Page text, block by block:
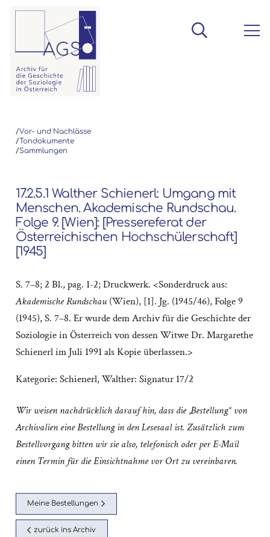
/Vor- und Nachlässe
/Tondokumente
/Sammlungen
17.2.5.1 Walther Schienerl: Umgang mit
Menschen. Akademische Rundschau.
Folge 9. [Wien]: [Pressereferat der
Österreichischen Hochschülerschaft]
[1945]
S. 7–8; 2 Bl., pag. 1-2; Druckwerk. <Sonderdruck aus:
Akademische Rundschau(Wien), [1]. Jg. (1945/46), Folge 9
(1945), S. 7–8. Er wurde dem Archiv für die Geschichte der
Soziologie in Österreich von dessen Witwe Dr. Margarethe
Schienerl im Juli 1991 als Kopie überlassen.>
Kategorie: Schienerl, Walther: Signatur 17/2
Wir weisen nachdrücklich darauf hin, dass die „Bestellung“ von
Archivalien eine Bestellung in den Lesesaal ist. Zusätzlich zum
Bestellvorgang bitten wir sie also, telefonisch oder per E-Mail
einen Termin für die Einsichtnahme vor Ort zu vereinbaren.
Meine Bestellungen
zurück ins Archiv